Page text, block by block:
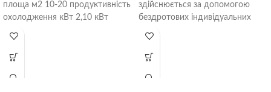
площа м2 10-20 продуктивність
охолодження кВт 2,10 кВт
здійснюється за допомогою
бездротових індивідуальних
Technology –